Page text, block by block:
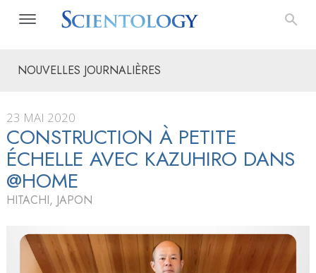
NOUVELLES JOURNALIÈRES
23 MAI 2020
CONSTRUCTION À PETITE
ÉCHELLE AVEC KAZUHIRO DANS
@HOME
HITACHI, JAPON